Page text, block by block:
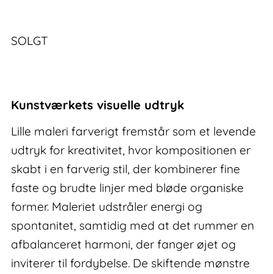
SOLGT
Kunstværkets visuelle udtryk
Lille maleri farverigt fremstår som et levende
udtryk for kreativitet, hvor kompositionen er
skabt i en farverig stil, der kombinerer fine
faste og brudte linjer med bløde organiske
former. Maleriet udstråler energi og
spontanitet, samtidig med at det rummer en
afbalanceret harmoni, der fanger øjet og
inviterer til fordybelse. De skiftende mønstre